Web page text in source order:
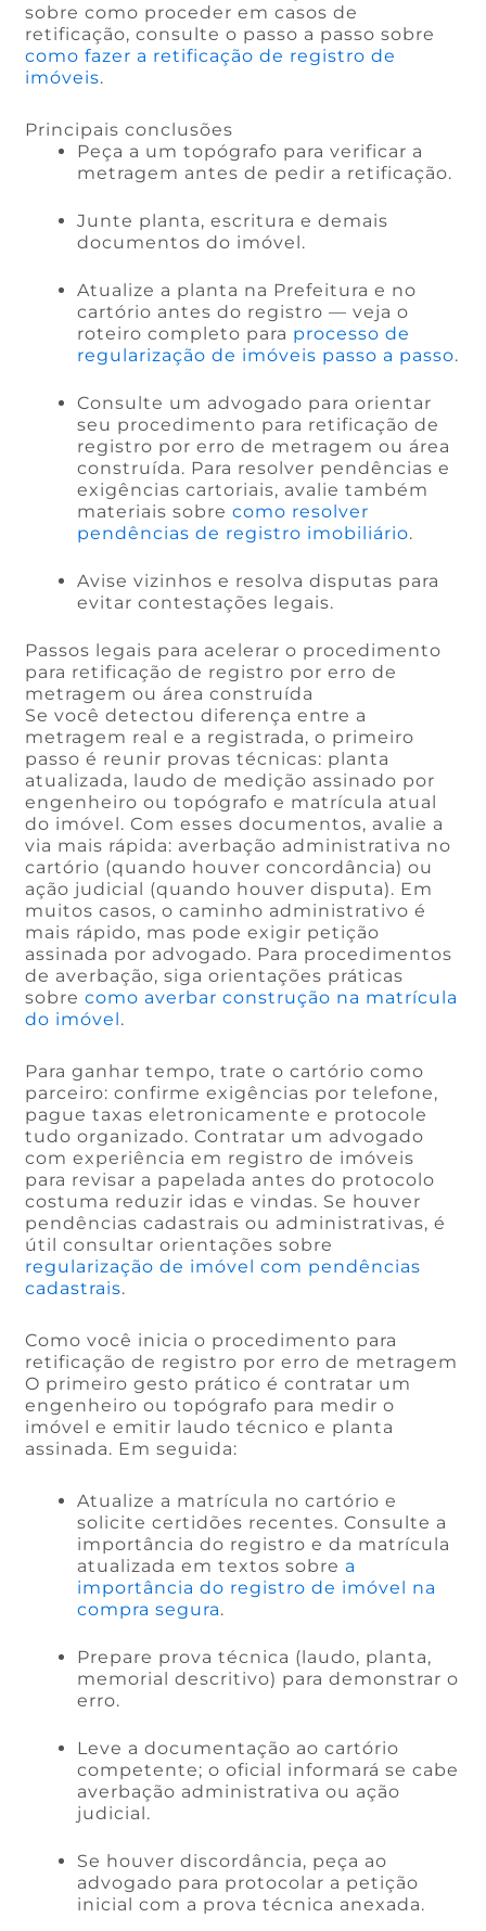
sobre como proceder em casos de
retificação, consulte o passo a passo sobre
como fazer a retificação de registro de
imóveis.
Principais conclusões
Peça a um topógrafo para verificar a
metragem antes de pedir a retificação.
Junte planta, escritura e demais
documentos do imóvel.
Atualize a planta na Prefeitura e no
cartório antes do registro — veja o
roteiro completo para processo de
regularização de imóveis passo a passo.
Consulte um advogado para orientar
seu procedimento para retificação de
registro por erro de metragem ou área
construída. Para resolver pendências e
exigências cartoriais, avalie também
materiais sobrecomo resolver
pendências de registro imobiliário.
Avise vizinhos e resolva disputas para
evitar contestações legais.
Passos legais para acelerar o procedimento
para retificação de registro por erro de
metragem ou área construída
Se você detectou diferença entre a
metragem real e a registrada, o primeiro
passo é reunir provas técnicas: planta
atualizada, laudo de medição assinado por
engenheiro ou topógrafo e matrícula atual
do imóvel. Com esses documentos, avalie a
via mais rápida: averbação administrativa no
cartório (quando houver concordância) ou
ação judicial (quando houver disputa). Em
muitos casos, o caminho administrativo é
mais rápido, mas pode exigir petição
assinada por advogado. Para procedimentos
de averbação, siga orientações práticas
sobrecomo averbar construção na matrícula
do imóvel.
Para ganhar tempo, trate o cartório como
parceiro: confirme exigências por telefone,
pague taxas eletronicamente e protocole
tudo organizado. Contratar um advogado
com experiência em registro de imóveis
para revisar a papelada antes do protocolo
costuma reduzir idas e vindas. Se houver
pendências cadastrais ou administrativas, é
útil consultar orientações sobre
regularização de imóvel com pendências
cadastrais.
Como você inicia o procedimento para
retificação de registro por erro de metragem
O primeiro gesto prático é contratar um
engenheiro ou topógrafo para medir o
imóvel e emitir laudo técnico e planta
assinada. Em seguida:
Atualize a matrícula no cartório e
solicite certidões recentes. Consulte a
importância do registro e da matrícula
atualizada em textos sobre a
importância do registro de imóvel na
compra segura.
Prepare prova técnica (laudo, planta,
memorial descritivo) para demonstrar o
erro.
Leve a documentação ao cartório
competente; o oficial informará se cabe
averbação administrativa ou ação
judicial.
Se houver discordância, peça ao
advogado para protocolar a petição
inicial com a prova técnica anexada.